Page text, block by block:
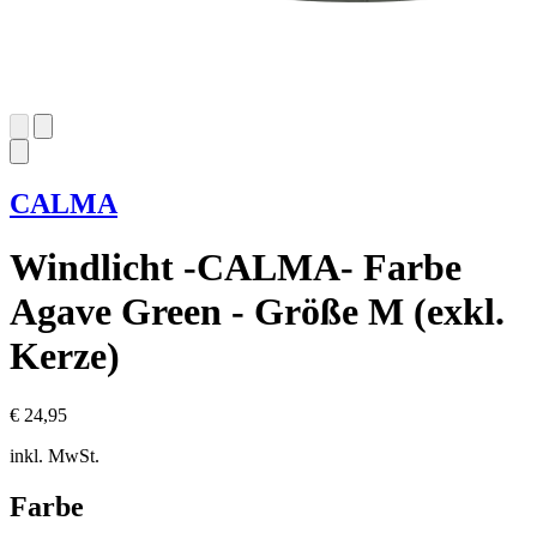
CALMA
Windlicht -CALMA- Farbe
Agave Green - Größe M (exkl.
Kerze)
€ 24,95
inkl. MwSt.
Farbe